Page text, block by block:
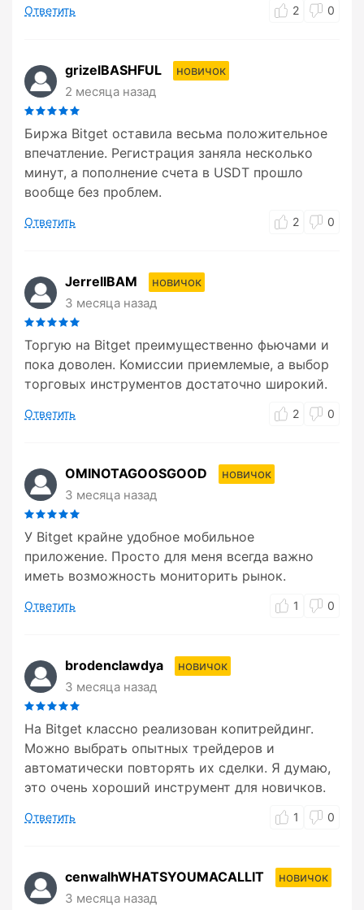
Ответить 2 0
grizelBASHFUL
новичок
2 месяца назад
Биржа Bitget оставила весьма положительное
впечатление. Регистрация заняла несколько
минут, а пополнение счета в USDT прошло
вообще без проблем.
Ответить 2 0
JerrellBAM
новичок
3 месяца назад
Торгую на Bitget преимущественно фьючами и
пока доволен. Комиссии приемлемые, а выбор
торговых инструментов достаточно широкий.
Ответить 2 0
OMINOTAGOOSGOOD
новичок
3 месяца назад
У Bitget крайне удобное мобильное
приложение. Просто для меня всегда важно
иметь возможность мониторить рынок.
Ответить 1 0
brodenclawdya
новичок
3 месяца назад
На Bitget классно реализован копитрейдинг.
Можно выбрать опытных трейдеров и
автоматически повторять их сделки. Я думаю,
это очень хороший инструмент для новичков.
Ответить 1 0
cenwalhWHATSYOUMACALLIT
новичок
3 месяца назад